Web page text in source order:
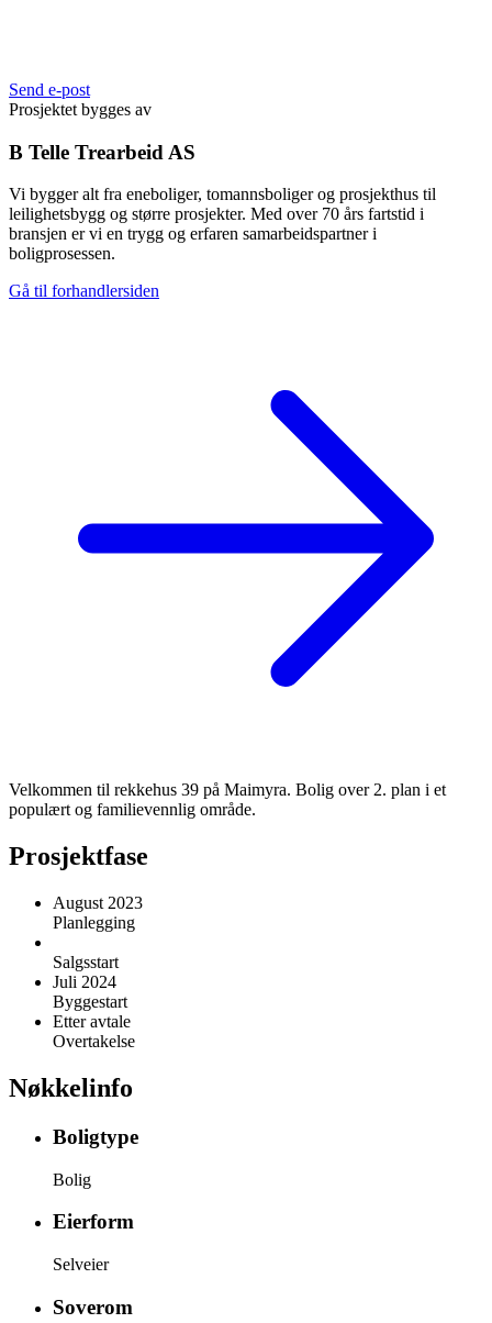
Send e-post
Prosjektet bygges av
B Telle Trearbeid AS
Vi bygger alt fra eneboliger, tomannsboliger og prosjekthus til
leilighetsbygg og større prosjekter. Med over 70 års fartstid i
bransjen er vi en trygg og erfaren samarbeidspartner i
boligprosessen.
Gå til forhandlersiden
Velkommen til rekkehus 39 på Maimyra. Bolig over 2. plan i et
populært og familievennlig område.
Prosjektfase
August 2023
Planlegging
Salgsstart
Juli 2024
Byggestart
Etter avtale
Overtakelse
Nøkkelinfo
Boligtype
Bolig
Eierform
Selveier
Soverom